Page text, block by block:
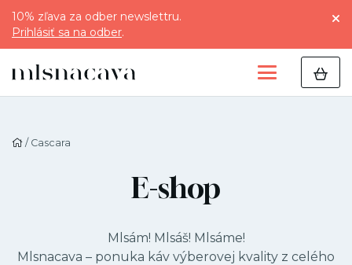
10% zľava za odber newslettru.
Prihlásiť sa na odber.
/ Cascara
E-shop
Mlsám! Mlsáš! Mlsáme!
Mlsnacava – ponuka káv výberovej kvality z celého